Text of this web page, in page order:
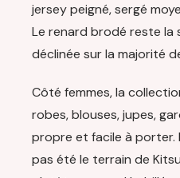
jersey peigné, sergé
Le renard brodé reste la
déclinée sur la majorité
Côté femmes, la
robes, blouses, jupes,
propre et facile à porter.
pas été le terrain de